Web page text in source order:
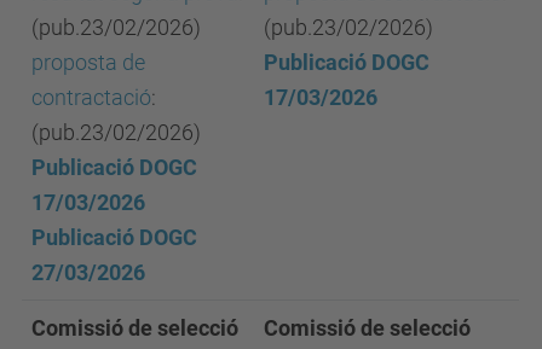
(pub.23/02/2026)
proposta de
contractació:
(pub.23/02/2026)
Publicació DOGC
17/03/2026
Publicació DOGC
27/03/2026
(pub.23/02/2026)
Publicació DOGC
17/03/2026
Comissió de selecció
Comissió de selecció